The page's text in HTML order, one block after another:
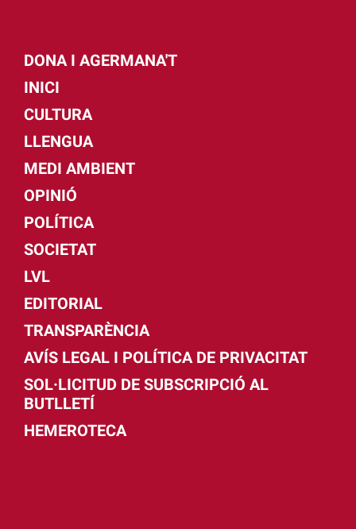
DONA I AGERMANA'T
INICI
CULTURA
LLENGUA
MEDI AMBIENT
OPINIÓ
POLÍTICA
SOCIETAT
LVL
EDITORIAL
TRANSPARÈNCIA
AVÍS LEGAL I POLÍTICA DE PRIVACITAT
SOL·LICITUD DE SUBSCRIPCIÓ AL
BUTLLETÍ
HEMEROTECA